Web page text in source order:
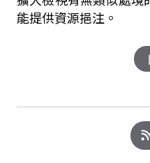
能提供資源挹注。